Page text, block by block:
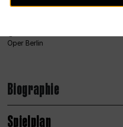
Oper Berlin
Biographie
Spielplan